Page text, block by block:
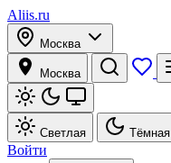
Aliis.ru
Москва
Москва
Светлая Тёмная
Войти